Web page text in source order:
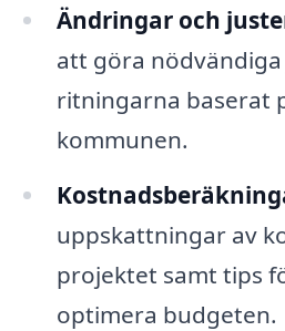
Ändringar och
att göra
ritningarna baserat
kommunen.
uppskattningar av
projektet samt tips
optimera budgeten.